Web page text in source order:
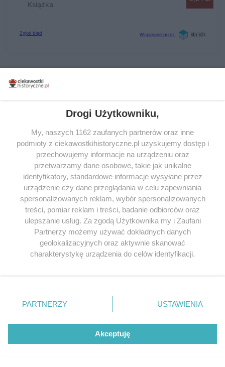
Drogi Użytkowniku,
My, naszych 1162 zaufanych partnerów oraz inne
podmioty z ciekawostkihistoryczne.pl uzyskujemy dostęp i
przechowujemy informacje na urządzeniu oraz
przetwarzamy dane osobowe, takie jak unikalne
identyfikatory, standardowe informacje wysyłane przez
urządzenie czy dane przeglądania w celu zapewniania
spersonalizowanych reklam, wybór spersonalizowanych
treści, pomiar reklam i treści, badanie odbiorców oraz
ulepszanie usług. Za zgodą Użytkownika my i Zaufani
Partnerzy możemy używać dokładnych danych
geolokalizacyjnych oraz aktywnie skanować
charakterystykę urządzenia do celów identyfikacji.
zmienić/wycofać klikając przycisk ustawień prywatności
znajdujący się w lewym dolnym rogu strony
. Niektóre
użytkownika, ale masz prawo sprzeciwić się takiemu
przetwarzaniu. Preferencje będą miały zastosowania tylko
PARTNERZY USTAWIENIA
Akceptuję